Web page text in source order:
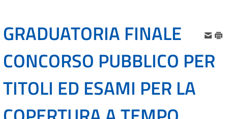
GRADUATORIA FINALE
CONCORSO PUBBLICO PER
TITOLI ED ESAMI PER LA